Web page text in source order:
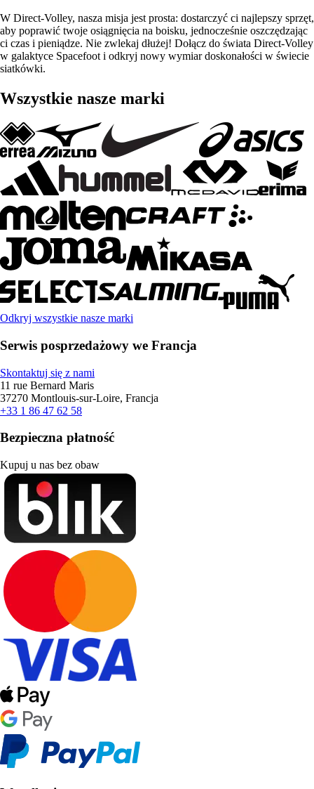
W Direct-Volley, nasza misja jest prosta: dostarczyć ci najlepszy sprzęt,
aby poprawić twoje osiągnięcia na boisku, jednocześnie oszczędzając
ci czas i pieniądze. Nie zwlekaj dłużej! Dołącz do świata Direct-Volley
w galaktyce Spacefoot i odkryj nowy wymiar doskonałości w świecie
siatkówki.
Wszystkie nasze marki
Odkryj wszystkie nasze marki
Serwis posprzedażowy we Francja
Skontaktuj się z nami
11 rue Bernard Maris
37270 Montlouis-sur-Loire, Francja
+33 1 86 47 62 58
Bezpieczna płatność
Kupuj u nas bez obaw